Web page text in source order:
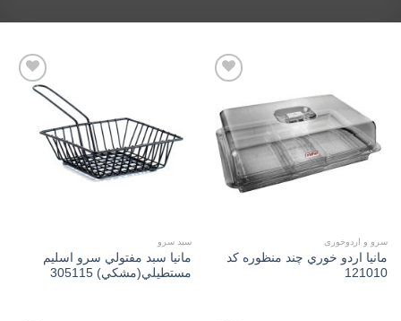
Add to
wishlist
سرو و اردوخوری
مانیا اردو خوري چند منظوره کد
121010
wishlist
سبد سرو
مانیا سبد مفتولي سرو اسلیم
مستطیلي(مشكي) 305115